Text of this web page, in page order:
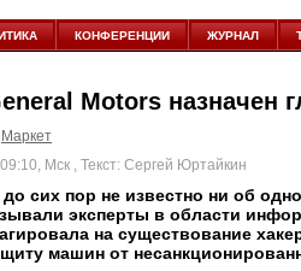
КОНФЕРЕНЦИИ ЖУРНАЛ
Motors назначен
Маркет
Мск , Текст: Сергей Юртайкин
до сих пор не известно ни об
эксперты в области
на существование
машин от